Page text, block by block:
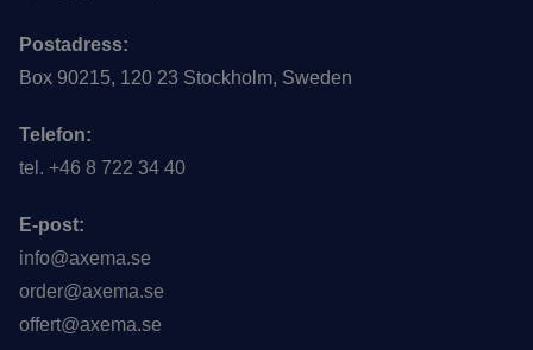
Postadress:
Box 90215, 120 23 Stockholm, Sweden
Telefon:
tel. +46 8 722 34 40
E-post:
info@axema.se
order@axema.se
offert@axema.se